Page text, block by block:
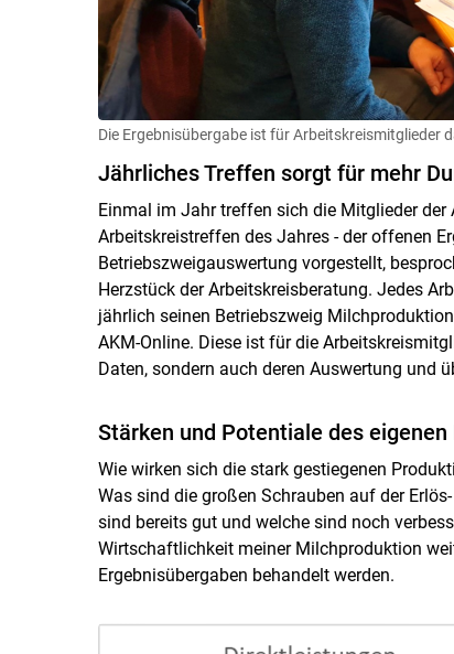
Die Ergebnisübergabe ist für Arbeitskreismitglieder
Jährliches Treffen sorgt für mehr
Einmal im Jahr treffen sich die Mitglieder
Arbeitskreistreffen des Jahres - der offenen
Betriebszweigauswertung vorgestellt,
Herzstück der Arbeitskreisberatung. Jedes
jährlich seinen Betriebszweig
AKM-Online. Diese ist für die
Daten, sondern auch deren Auswertung und
Stärken und Potentiale des
Wie wirken sich die stark gestiegenen
Was sind die großen Schrauben auf der
sind bereits gut und welche sind noch
Wirtschaftlichkeit meiner Milchproduktion
Ergebnisübergaben behandelt werden.